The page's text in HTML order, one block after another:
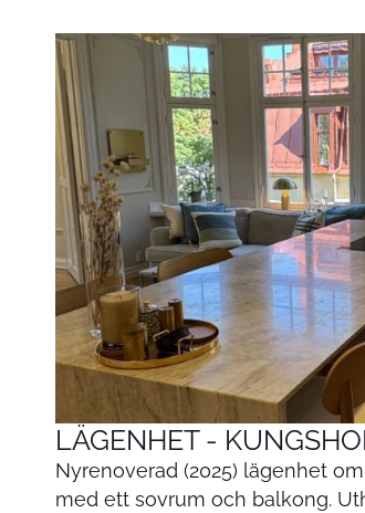
LÄGENHET -
Nyrenoverad (2025) lägenhet
med ett sovrum och balkong.